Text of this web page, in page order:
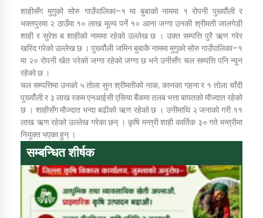
कार्यक्रम कार्यान्वयन एकाई जुम्लाको सुचना
कर्णाली प्राविधि शिक्षालय जुम्लाको सुचना
शाहीसँग मुगुको सोरु गाउँपालिका–१ मा बुबाको नाममा १ रोपनी पुर्ख्यौली र
भक्तपुरमा २ ठाउँमा १० लाख मूल्य पर्ने १० आना जग्गा उनकी श्रीमती जालगेडी
शाही र सुरेश ब शाहीको नाममा रहेको उल्लेख छ । उक्त सम्पत्ति पुरै ऋण गरेर
खरिद गरेको उल्लेख छ । पुर्ख्यौली जमिन बुबाकै नाममा मुगुको सोरु गाउँपालिका–१
मा २० रोपनी खेत परेको जग्गा रहेको जग्गा छ भने उनीसँग चल सम्पत्ति पनि न्यून
रहेको छ ।
चल सम्पत्तिमा उनको ५ तोला सुन श्रीमतीको नाक, कानका गहना र १ तोला चाँदी
पुर्ख्यौली र ३ लाख रकम एनआईसी एसिया बैंकमा तलब भत्ता बापतको मौज्दात रहेको
छ । शाहीसँग मौज्दात भन्दा बढीको ऋण रहेको छ । उनीमाथि २ जनाको गरी ११
लाख ऋण रहेको उल्लेख गरेका छन् । कृषि मन्त्री शाही कार्तिक ३० गते मन्त्रीमा
नियुक्त भएका हुन् । ​
सम्बन्धित शीर्षक